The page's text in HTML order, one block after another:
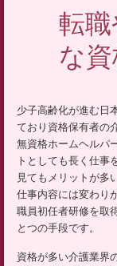
キ
ッ
プ
転
な資
少子高齢化が進む日
ており資格保有者の
無資格ホームヘルパ
トとしても長く仕事
見てもメリットが多
仕事内容には変わり
職員初任者研修を取
とつの手段です。
資格が多い介護業界